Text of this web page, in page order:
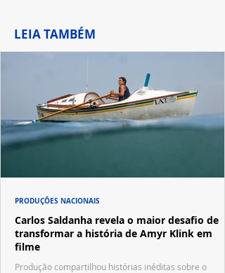
LEIA TAMBÉM
Carlos Saldanha revela o maior desafio de
transformar a história de Amyr Klink em
filme
Produção compartilhou histórias inéditas sobre o
PRODUÇÕES NACIONAIS